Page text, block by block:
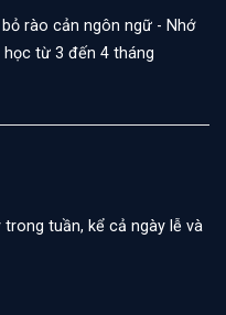
bỏ rào cản ngôn ngữ - Nhớ
từ 3 đến 4 tháng
tuần, kể cả ngày lễ và